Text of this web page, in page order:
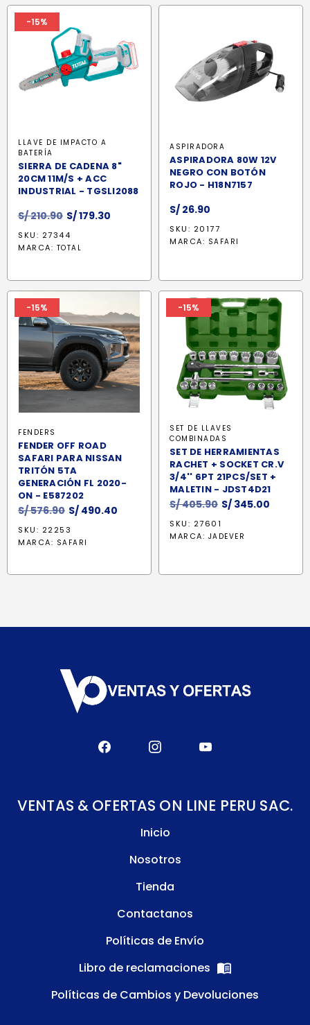
-15%
LLAVE DE IMPACTO A
BATERÍA
SIERRA DE CADENA 8"
20CM 11M/S + ACC
INDUSTRIAL - TGSLI2088
S/210.90 El
precio
original
S/179.30
SKU: 27344
MARCA: TOTAL
ASPIRADORA
ASPIRADORA 80W 12V
NEGRO CON BOTÓN
ROJO - H18N7157
S/ 26.90
SKU: 20177
MARCA: SAFARI
-15%
FENDERS
FENDER OFF ROAD
SAFARI PARA NISSAN
TRITÓN 5TA
GENERACIÓN FL 2020-
ON - E587202
S/576.90 El
precio
original
S/ 490.40
SKU: 22253
MARCA: SAFARI
-15%
SET DE LLAVES
COMBINADAS
SET DE HERRAMIENTAS
RACHET + SOCKET CR.V
3/4'' 6PT 21PCS/SET +
MALETIN - JDST4D21
S/405.90 El
original
S/ 345.00
SKU: 27601
MARCA: JADEVER
VENTAS & OFERTAS ON LINE PERU SAC.
Inicio
Nosotros
Tienda
Contactanos
Políticas de Envío
Libro de reclamaciones
Políticas de Cambios y Devoluciones